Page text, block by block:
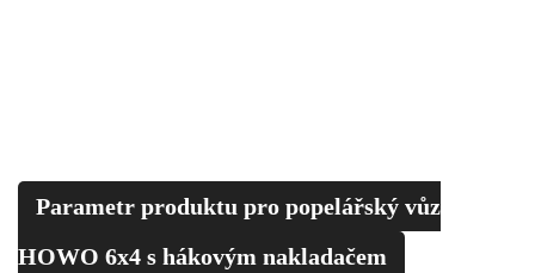
Parametr produktu pro popelářský vůz
HOWO 6x4 s hákovým nakladačem